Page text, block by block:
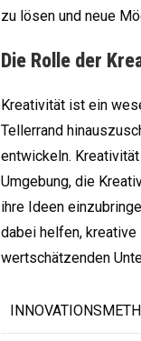
zu lösen und neue
Die Rolle der
Kreativität ist ein
Tellerrand
entwickeln.
Umgebung, die
ihre Ideen
dabei helfen,
wertschätzenden